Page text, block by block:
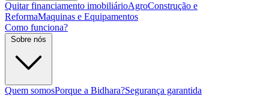
Quitar financiamento imobiliárioAgroConstrução e
ReformaMaquinas e Equipamentos
Como funciona?
Quem somosPorque a Bidhara?Segurança garantida